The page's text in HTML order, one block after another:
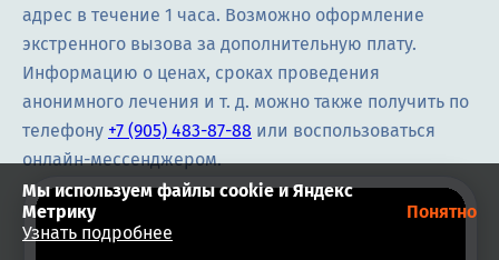
адрес в течение 1 часа. Возможно оформление
экстренного вызова за дополнительную плату.
Информацию о ценах, сроках проведения
анонимного лечения и т. д. можно также получить по
телефону +7 (905) 483-87-88 или воспользоваться
онлайн-мессенджером.
Мы используем файлы cookie и Яндекс
Метрику
Узнать подробнее
Понятно